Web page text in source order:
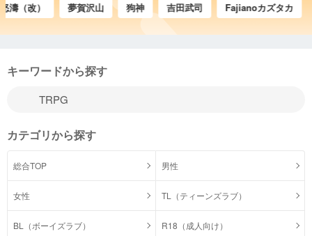
） 夢賀沢山 狗神 吉田武司 Fajianoカズタカ み
キーワードから探す
カテゴリから探す
総合TOP 男性
女性 TL（ティーンズラブ）
BL（ボーイズラブ） R18（成人向け）